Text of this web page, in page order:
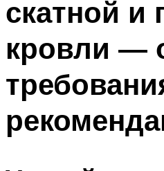
скатной и
кровли —